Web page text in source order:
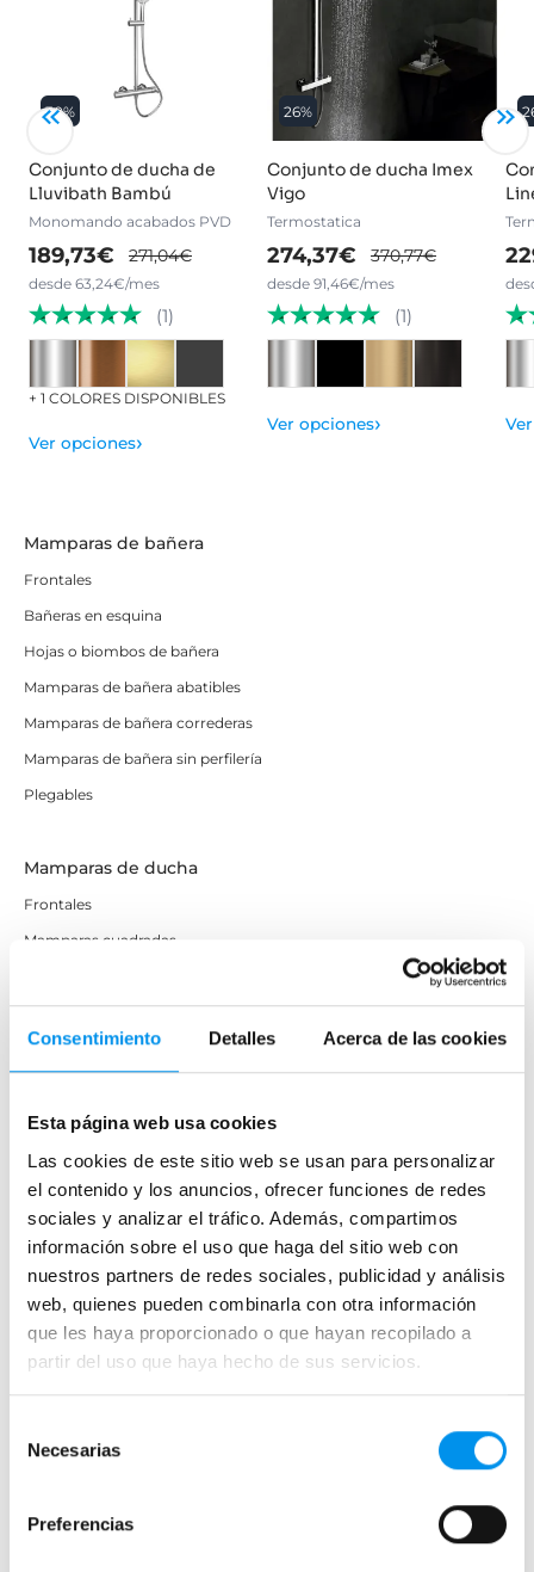
Consentimiento Detalles Acerca de las cookies
Esta página web usa cookies
Las cookies de este sitio web se usan para personalizar
el contenido y los anuncios, ofrecer funciones de redes
sociales y analizar el tráfico. Además, compartimos
información sobre el uso que haga del sitio web con
nuestros partners de redes sociales, publicidad y análisis
web, quienes pueden combinarla con otra información
que les haya proporcionado o que hayan recopilado a
partir del uso que haya hecho de sus servicios.
Necesarias
Preferencias
30%
Conjunto de ducha de
Lluvibath Bambú
Monomando acabados PVD
189,73€ 271,04€
desde 63,24€/mes
(1)
+ 1 COLORES DISPONIBLES
Ver opciones›
26%
Conjunto de ducha Imex
Vigo
Termostatica
274,37€ 370,77€
desde 91,46€/mes
(1)
Ver opciones›
Mamparas de bañera
Frontales
Bañeras en esquina
Hojas o biombos de bañera
Mamparas de bañera abatibles
Mamparas de bañera correderas
Mamparas de bañera sin perfilería
Plegables
Mamparas de ducha
Frontales
Mamparas cuadradas
Fijos y paneles de ducha
Semicirculares
Apertura abatible
Apertura plegable
Cristal fijo para ducha
Correderas
Mamparas a ras de suelo
Mamparas con armario
Mamparas de perfilería aluminio plata brillo
Mamparas de bañera perfilería negra